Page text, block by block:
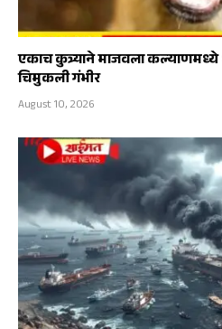
एकाच कुत्र्याने माजवला
चिमुकली गंभीर
August 10, 2026